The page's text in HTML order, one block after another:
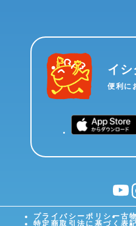
イシ
便利に
プライバシーポリシー古
特定商取引法に基づく表